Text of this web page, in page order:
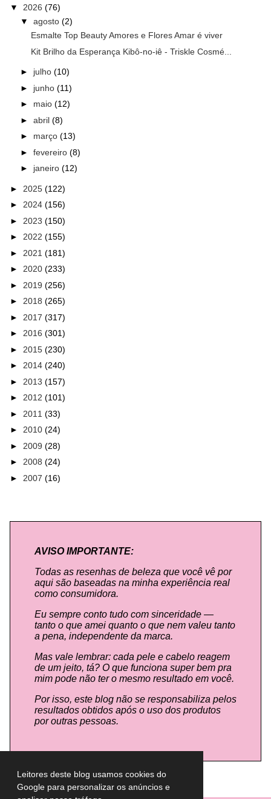
Leitores deste blog usamos cookies do
Google para personalizar os anúncios e
▼ 2026 (76)
▼ agosto (2)
Esmalte Top Beauty Amores e Flores Amar é viver
Kit Brilho da Esperança Kibô-no-iê - Triskle Cosmé...
► julho (10)
► junho (11)
► maio (12)
► abril (8)
► março (13)
► fevereiro (8)
► janeiro (12)
► 2025 (122)
► 2024 (156)
► 2023 (150)
► 2022 (155)
► 2021 (181)
► 2020 (233)
► 2019 (256)
► 2018 (265)
► 2017 (317)
► 2016 (301)
► 2015 (230)
► 2014 (240)
► 2013 (157)
► 2012 (101)
► 2011 (33)
► 2010 (24)
► 2009 (28)
► 2008 (24)
► 2007 (16)
AVISO IMPORTANTE:
Todas as resenhas de beleza que você vê por
aqui são baseadas na minha experiência real
como consumidora.
Eu sempre conto tudo com sinceridade —
tanto o que amei quanto o que nem valeu tanto
a pena, independente da marca.
Mas vale lembrar: cada pele e cabelo reagem
de um jeito, tá? O que funciona super bem pra
mim pode não ter o mesmo resultado em você.
Por isso, este blog não se responsabiliza pelos
resultados obtidos após o uso dos produtos
por outras pessoas.